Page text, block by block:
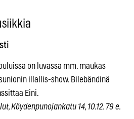
on luvassa mm. maukas
illallis-show. Bilebändinä
Eini.
Köydenpunojankatu 14, 10.12. 79 e.